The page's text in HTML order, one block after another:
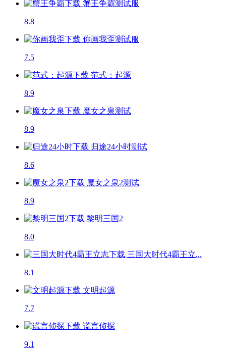
蟹王争霸测试服
8.8
你画我歪测试服
7.5
范式：起源
8.9
魔女之泉测试
8.9
归途24小时测试
8.6
魔女之泉2测试
8.9
黎明三国2
8.0
三国大时代4霸王立...
8.1
文明起源
7.7
谎言侦探
9.1